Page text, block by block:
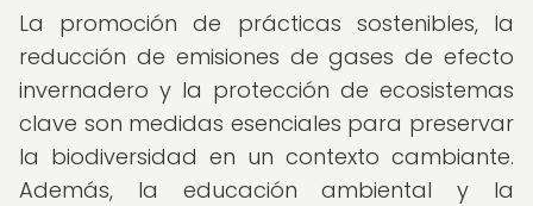
La promoción de prácticas sostenibles, la
reducción de emisiones de gases de efecto
invernadero y la protección de ecosistemas
clave son medidas esenciales para preservar
la biodiversidad en un contexto cambiante.
Además, la educación ambiental y la